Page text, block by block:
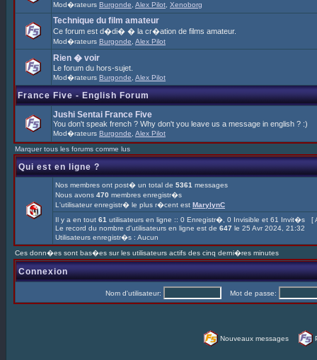
Mod�rateurs Burgonde Alex Pilot Xenoborg
Technique du film amateur
Ce forum est d�di� � la cr�ation de films amateur.
Mod�rateurs Burgonde Alex Pilot
Rien � voir
Le forum du hors-sujet.
Mod�rateurs Burgonde Alex Pilot
France Five - English Forum
Jushi Sentai France Five
You don't speak french ? Why don't you leave us a message in english ? :)
Mod�rateurs Burgonde Alex Pilot
Marquer tous les forums comme lus
Qui est en ligne ?
Nos membres ont post� un total de 5361 messages
Nous avons 470 membres enregistr�s
L'utilisateur enregistr� le plus r�cent est MarylynC
Il y a en tout 61 utilisateurs en ligne :: 0 Enregistr�, 0 Invisible et 61 Invit�s [
Le record du nombre d'utilisateurs en ligne est de 647 le 25 Avr 2024, 21:32
Utilisateurs enregistr�s : Aucun
Ces donn�es sont bas�es sur les utilisateurs actifs des cinq derni�res minutes
Connexion
Nom d'utilisateur: Mot de passe:
Nouveaux messages